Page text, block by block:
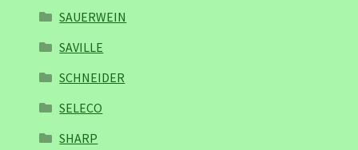
SAUERWEIN
SAVILLE
SCHNEIDER
SELECO
SHARP